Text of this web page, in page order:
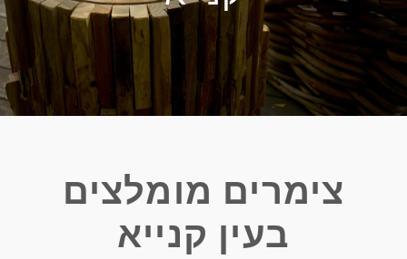
צימרים מומלצים
בעין קנייא